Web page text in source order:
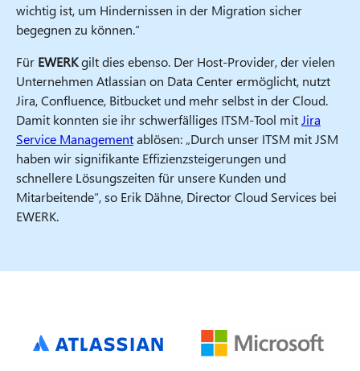
wichtig ist, um Hindernissen in der Migration sicher
begegnen zu können.“
Für EWERKgilt dies ebenso. Der Host-Provider, der vielen
Unternehmen Atlassian on Data Center ermöglicht, nutzt
Jira, Confluence, Bitbucket und mehr selbst in der Cloud.
Damit konnten sie ihr schwerfälliges ITSM-Tool mit Jira
Service Managementablösen: „Durch unser ITSM mit JSM
haben wir signifikante Effizienzsteigerungen und
schnellere Lösungszeiten für unsere Kunden und
Mitarbeitende“, so Erik Dähne, Director Cloud Services bei
EWERK. ​​